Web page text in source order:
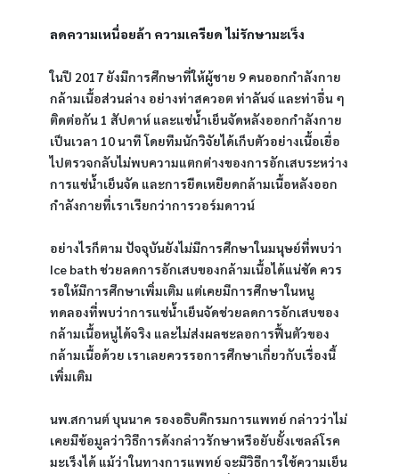
ลดความเหนื่อยล้า ความเครียด ไม่รักษามะเร็ง
ในปี 2017 ยังมีการศึกษาที่ให้ผู้ชาย 9 คนออกกำลังกาย
กล้ามเนื้อส่วนล่าง อย่างท่าสควอต ท่าลันจ์ และท่าอื่น ๆ
ติดต่อกัน 1 สัปดาห์ และแช่น้ำเย็นจัดหลังออกกำลังกาย
เป็นเวลา 10 นาที โดยทีมนักวิจัยได้เก็บตัวอย่างเนื้อเยื่อ
ไปตรวจกลับไม่พบความแตกต่างของการอักเสบระหว่าง
การแช่น้ำเย็นจัด และการยืดเหยียดกล้ามเนื้อหลังออก
กำลังกายที่เราเรียกว่าการวอร์มดาวน์
อย่างไรก็ตาม ปัจจุบันยังไม่มีการศึกษาในมนุษย์ที่พบว่า
Ice bath ช่วยลดการอักเสบของกล้ามเนื้อได้แน่ชัด ควร
รอให้มีการศึกษาเพิ่มเติม แต่เคยมีการศึกษาในหนู
ทดลองที่พบว่าการแช่น้ำเย็นจัดช่วยลดการอักเสบของ
กล้ามเนื้อหนูได้จริง และไม่ส่งผลชะลอการฟื้นตัวของ
กล้ามเนื้อด้วย เราเลยควรรอการศึกษาเกี่ยวกับเรื่องนี้
เพิ่มเติม
นพ.สกานต์ บุนนาค รองอธิบดีกรมการแพทย์ กล่าวว่าไม่
เคยมีข้อมูลว่าวิธีการดังกล่าวรักษาหรือยับยั้งเซลล์โรค
มะเร็งได้ แม้ว่าในทางการแพทย์ จะมีวิธีการใช้ความเย็น